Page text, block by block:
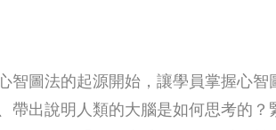
智圖法的起源開始，讓學員掌握心
帶出說明人類的大腦是如何思考的